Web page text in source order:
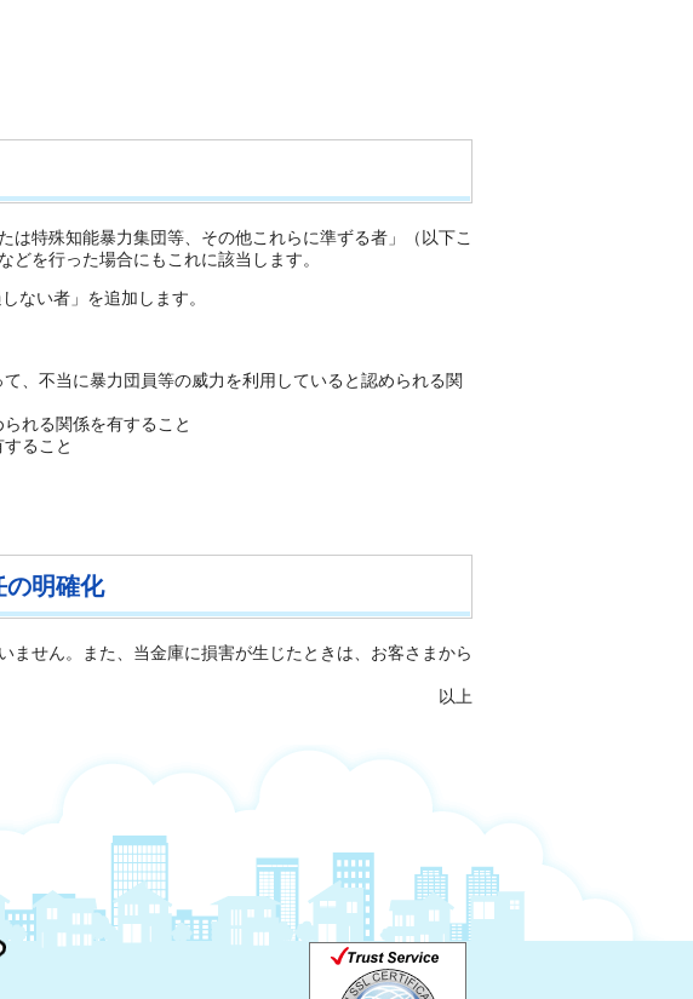
は特殊知能暴力集団等、その他これらに準ずる者」（以下こ
を行った場合にもこれに該当します。
ない者」を追加します。
、不当に暴力団員等の威力を利用していると認められる関
れる関係を有すること
ること
の明確化
せん。また、当金庫に損害が生じたときは、お客さまから
以上